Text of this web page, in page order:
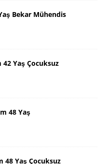
Bekar Mühendis
42 Yaş Çocuksuz
48 Yaş
48 Yaş Çocuksuz